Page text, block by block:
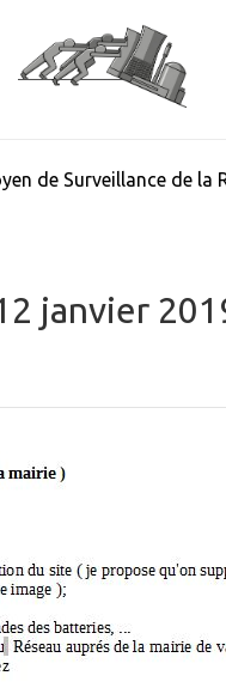
de Surveillance de la
janvier